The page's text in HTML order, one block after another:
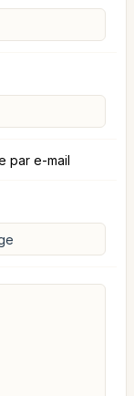
par e-mail